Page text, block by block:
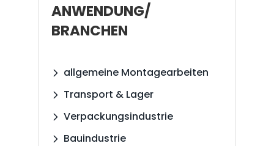
ANWENDUNG/
BRANCHEN
allgemeine Montagearbeiten
Transport & Lager
Verpackungsindustrie
Bauindustrie